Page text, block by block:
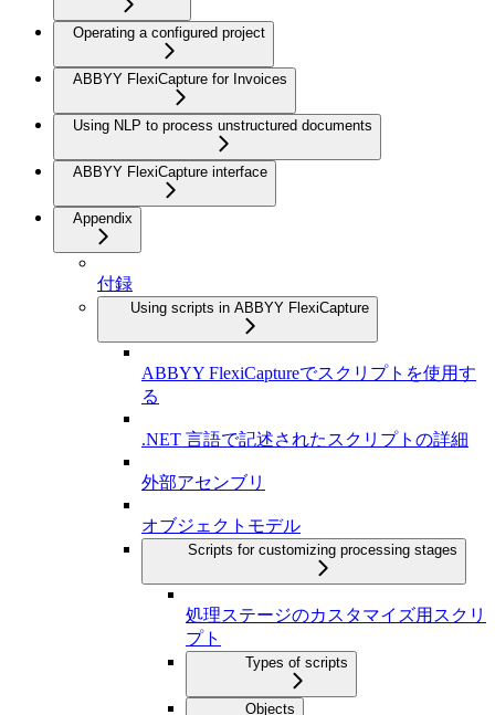
Operating a configured project
ABBYY FlexiCapture for Invoices
Using NLP to process unstructured documents
ABBYY FlexiCapture interface
Appendix
付録
Using scripts in ABBYY FlexiCapture
ABBYY FlexiCaptureでスクリプトを使用す
る
.NET 言語で記述されたスクリプトの詳細
外部アセンブリ
オブジェクトモデル
Scripts for customizing processing stages
処理ステージのカスタマイズ用スクリ
プト
Types of scripts
Objects